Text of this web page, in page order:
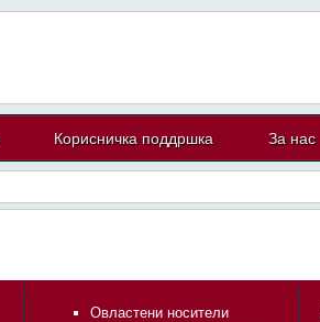
Корисничка поддршка За нас
Овластени носители